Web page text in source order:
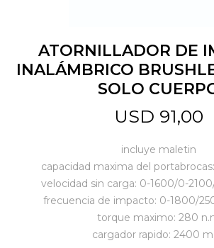
ATORNILLADOR DE
INALÁMBRICO
SOLO
USD 91,00
incluye maletin
capacidad maxima del
velocidad sin carga: 0-1600/0-
frecuencia de impacto: 0-1800/
torque maximo: 280
cargador rapido: 2400
Jardín y Aire Libre
Juguetes y artículos para bebé
Gastronomía